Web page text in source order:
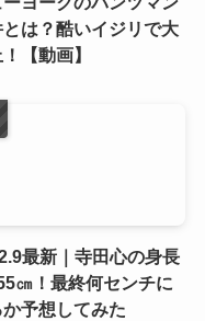
は？酷いイジリで大
【動画】
最新｜寺田心の身長
㎝！最終何センチに
予想してみた